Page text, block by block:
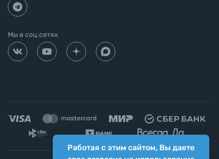
Работая с этим сайтом, Вы даете
Мы в соц.сетях